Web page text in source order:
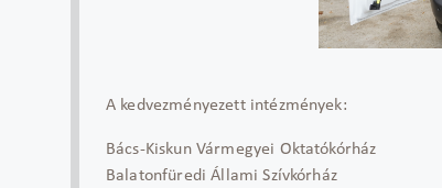
A kedvezményezett intézmények:
Bács-Kiskun Vármegyei Oktatókórház
Balatonfüredi Állami Szívkórház